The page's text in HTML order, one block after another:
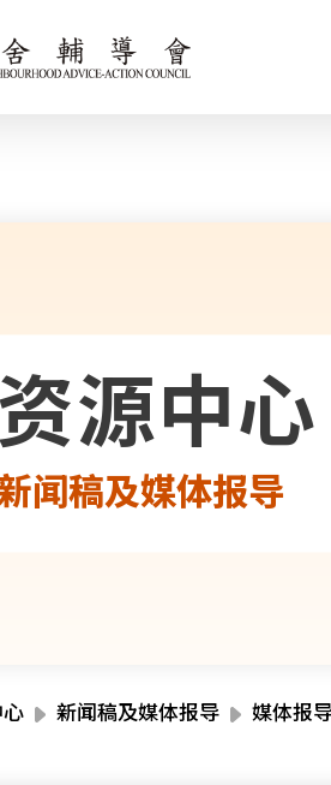
资源中心
闻稿及媒体报导
新闻稿及媒体报导 媒体报